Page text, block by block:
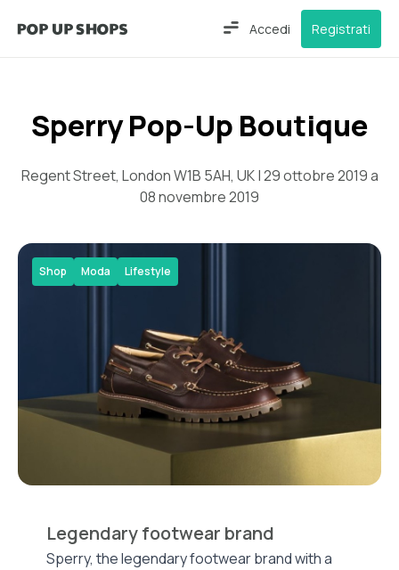
Accedi Registrati
Sperry Pop-Up Boutique
Regent Street, London W1B 5AH, UK | 29 ottobre 2019 a
08 novembre 2019
Shop Moda Lifestyle
Legendary footwear brand
Sperry, the legendary footwear brand with a